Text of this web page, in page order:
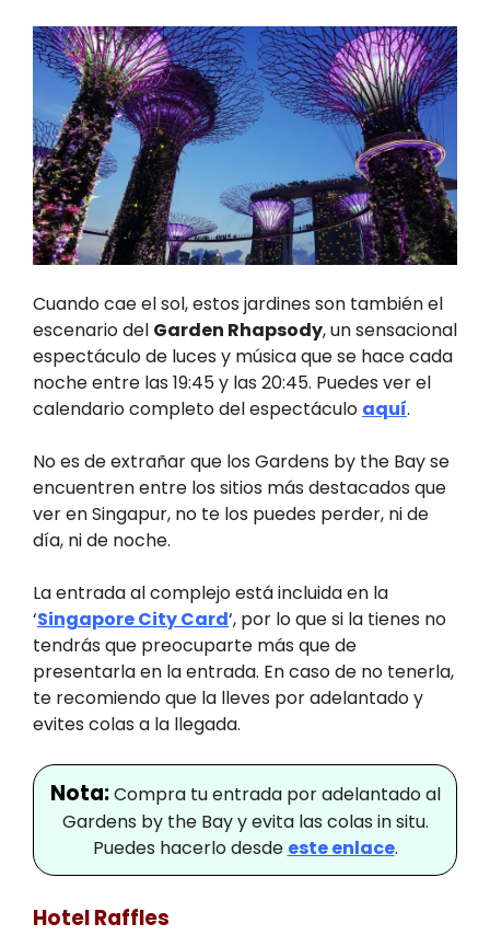
Cuando cae el sol, estos jardines son también el
escenario del Garden Rhapsody, un sensacional
espectáculo de luces y música que se hace cada
noche entre las 19:45 y las 20:45. Puedes ver el
calendario completo del espectáculo aquí.
No es de extrañar que los Gardens by the Bay se
encuentren entre los sitios más destacados que
ver en Singapur, no te los puedes perder, ni de
día, ni de noche.
La entrada al complejo está incluida en la
‘Singapore City Card‘, por lo que si la tienes no
tendrás que preocuparte más que de
presentarla en la entrada. En caso de no tenerla,
te recomiendo que la lleves por adelantado y
evites colas a la llegada.
Nota:Compra tu entrada por adelantado al
Gardens by the Bay y evita las colas in situ.
Puedes hacerlo desde este enlace.
Hotel Raffles